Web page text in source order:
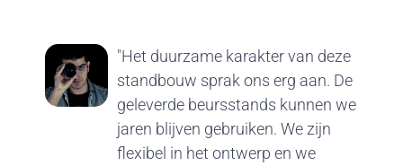
"Het duurzame karakter van deze
standbouw sprak ons erg aan. De
geleverde beursstands kunnen we
jaren blijven gebruiken. We zijn
flexibel in het ontwerp en we